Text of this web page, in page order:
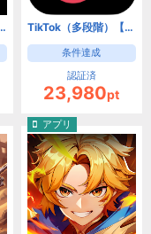
】 TikTok（多段階）【Android】
条件達成
認証済
23,980pt
アプリ